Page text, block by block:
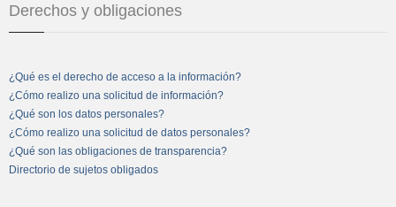
Derechos y obligaciones
¿Qué es el derecho de acceso a la información?
¿Cómo realizo una solicitud de información?
¿Qué son los datos personales?
¿Cómo realizo una solicitud de datos personales?
¿Qué son las obligaciones de transparencia?
Directorio de sujetos obligados